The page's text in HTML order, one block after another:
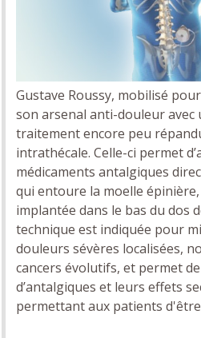
Gustave Roussy, mobilisé
son arsenal anti-douleur avec
traitement encore peu
intrathécale. Celle-ci permet
médicaments antalgiques
qui entoure la moelle épinière,
implantée dans le bas du dos
technique est indiquée pour
douleurs sévères localisées,
cancers évolutifs, et permet
d’antalgiques et leurs effets
permettant aux patients